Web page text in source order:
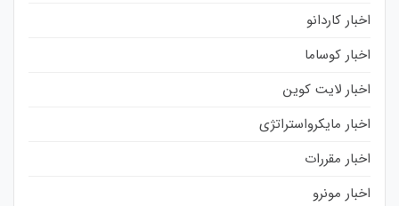
اخبار کاردانو
اخبار کوساما
اخبار لایت کوین
اخبار مایکرواستراتژی
اخبار مقررات
اخبار مونرو